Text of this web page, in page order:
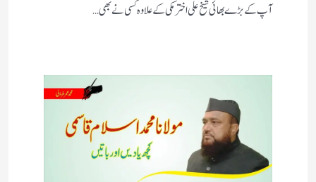
آپ کے بڑے بھائی شیخ علی اختر مکی کے علاوہ کسی نے بھی…